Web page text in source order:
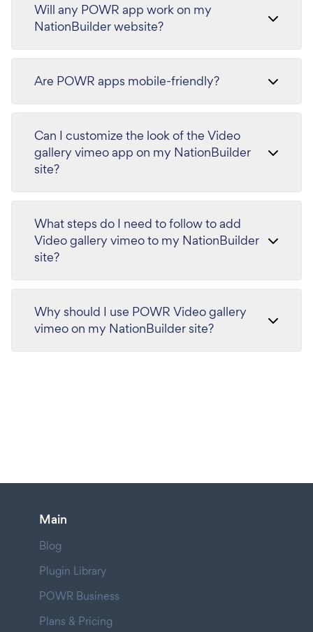
Will any POWR app work on my
NationBuilder website?
Are POWR apps mobile-friendly?
Can I customize the look of the Video
gallery vimeo app on my NationBuilder
site?
What steps do I need to follow to add
Video gallery vimeo to my NationBuilder
site?
Why should I use POWR Video gallery
vimeo on my NationBuilder site?
Main
Blog
Plugin Library
POWR Business
Plans & Pricing